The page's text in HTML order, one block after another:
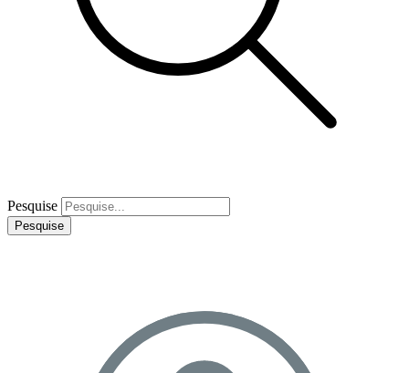
Pesquise
Pesquise